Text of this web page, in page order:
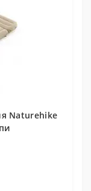
Naturehike